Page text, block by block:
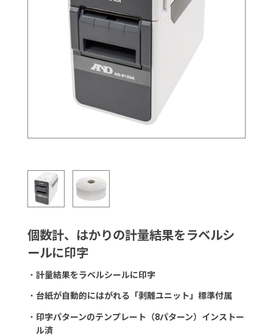
個数計、はかりの計量結果をラベルシ
ールに印字
・ 計量結果をラベルシールに印字
・ 台紙が自動的にはがれる「剥離ユニット」標準付属
・ 印字パターンのテンプレート（8パターン）インストー
ル済